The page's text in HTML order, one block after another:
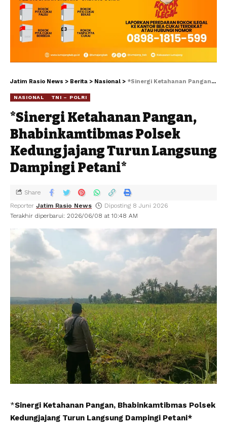
Jatim Rasio News > Berita > Nasional > *Sinergi Ketahanan Pangan, Bhabinkamtibmas Polsek Kedungjajang Turun Langsung Dampingi Petani*
NASIONAL TNI – POLRI
*Sinergi Ketahanan Pangan,
Bhabinkamtibmas Polsek
Kedungjajang Turun Langsung
Dampingi Petani*
Terakhir diperbarui: 2026/06/08 at 10:48 AM
Reporter Jatim Rasio News Diposting 8 Juni 2026
Share
*Sinergi Ketahanan Pangan, Bhabinkamtibmas Polsek
Kedungjajang Turun Langsung Dampingi Petani*